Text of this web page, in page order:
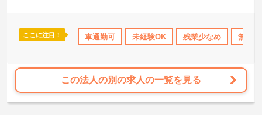
格OK ブランクOK 交通費支給
ここに注目！ 車通勤可 未経験OK 残業少なめ 無資
この法人の別の求人の一覧を見る